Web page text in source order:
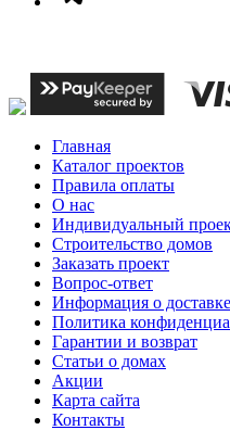
Главная
Каталог проектов
Правила оплаты
О нас
Индивидуальный
Строительство домов
Заказать проект
Вопрос-ответ
Информация о доставке
Политика
Гарантии и возврат
Статьи о домах
Акции
Карта сайта
Контакты